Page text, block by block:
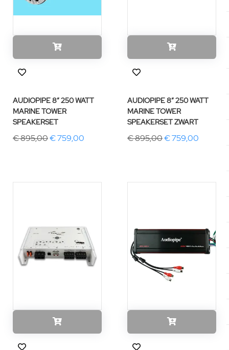
AUDIOPIPE 8″ 250 WATT
MARINE TOWER
SPEAKERSET
€ 895,00€ 759,00
AUDIOPIPE 8″ 250 WATT
MARINE TOWER
SPEAKERSET ZWART
€ 895,00€ 759,00